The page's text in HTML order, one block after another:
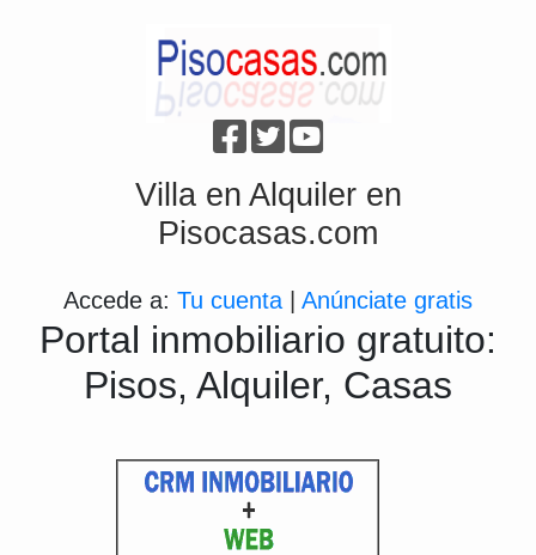
Villa en Alquiler en
Pisocasas.com
Accede a: Tu cuenta Anúnciate gratis
Portal inmobiliario gratuito:
Pisos, Alquiler, Casas